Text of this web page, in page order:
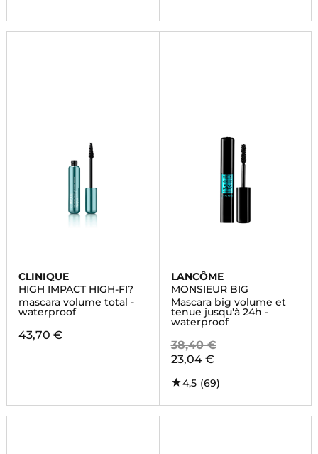
CLINIQUE
HIGH IMPACT HIGH-FI?
mascara volume total -
waterproof
43,70 €
LANCÔME
MONSIEUR BIG
Mascara big volume et
tenue jusqu'à 24h -
waterproof
38,40 €
23,04 €
4,5 (69)